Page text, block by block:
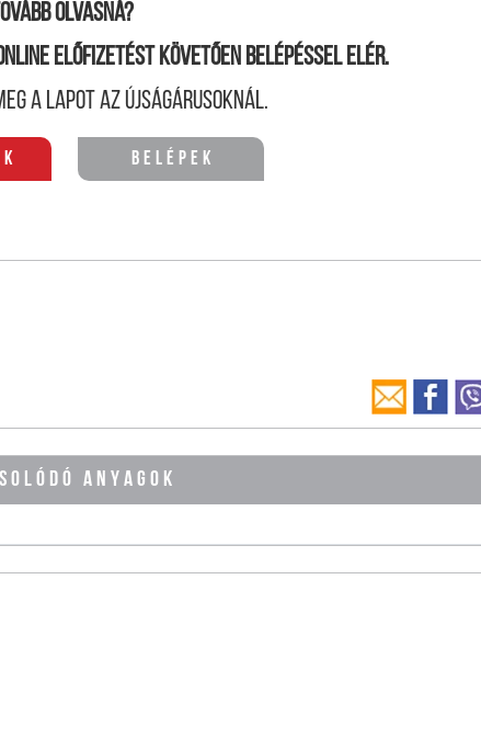
olvasná?
előfizetést követően belépéssel elér.
a lapot az újságárusoknál.
Belépek
ANYAGOK